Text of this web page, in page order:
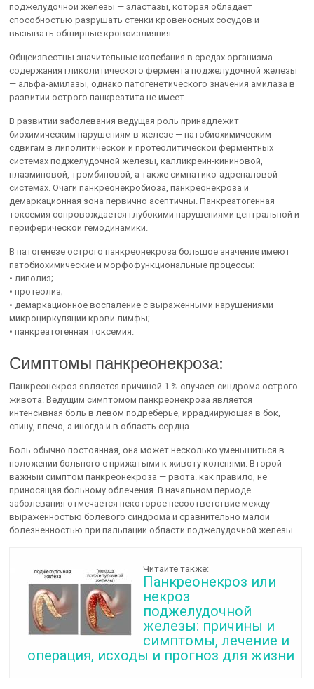
поджелудочной железы — эластазы, которая обладает
способностью разрушать стенки кровеносных сосудов и
вызывать обширные кровоизлияния.
Общеизвестны значительные колебания в средах организма
содержания гликолитического фермента поджелудочной железы
— альфа-амилазы, однако патогенетического значения амилаза в
развитии острого панкреатита не имеет.
В развитии заболевания ведущая роль принадлежит
биохимическим нарушениям в железе — патобиохимическим
сдвигам в липолитической и протеолитической ферментных
системах поджелудочной железы, калликреин-кининовой,
плазминовой, тромбиновой, а также симпатико-адреналовой
системах. Очаги панкреонекробиоза, панкреонекроза и
демаркационная зона первично асептичны. Панкреатогенная
токсемия сопровождается глубокими нарушениями центральной и
периферической гемодинамики.
В патогенезе острого панкреонекроза большое значение имеют
патобиохимические и морфофункциональные процессы:
• липолиз;
• протеолиз;
• демаркационное воспаление с выраженными нарушениями
микроциркуляции крови лимфы;
• панкреатогенная токсемия.
Симптомы панкреонекроза:
Панкреонекроз является причиной 1 % случаев синдрома острого
живота. Ведущим симптомом панкреонекроза является
интенсивная боль в левом подреберье, иррадиирующая в бок,
спину, плечо, а иногда и в область сердца.
Боль обычно постоянная, она может несколько уменьшиться в
положении больного с прижатыми к животу коленями. Второй
важный симптом панкреонекроза — рвота. как правило, не
приносящая больному облечения. В начальном периоде
заболевания отмечается некоторое несоответствие между
выраженностью болевого синдрома и сравнительно малой
болезненностью при пальпации области поджелудочной железы.
Читайте также:
Панкреонекроз или
некроз
поджелудочной
железы: причины и
симптомы, лечение и
операция, исходы и прогноз для жизни